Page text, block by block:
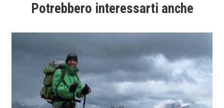
Potrebbero interessarti anche